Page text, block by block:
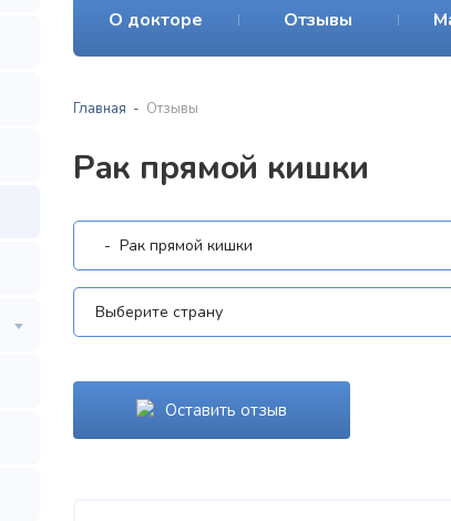
О докторе Отзывы
Главная Отзывы
Рак прямой кишки
Оставить отзыв